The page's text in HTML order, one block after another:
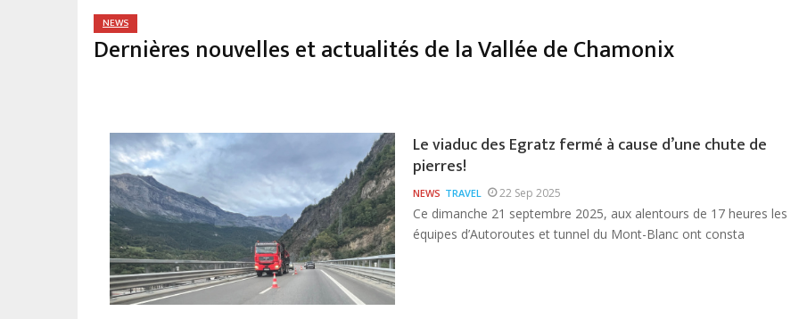
NEWS
Dernières nouvelles et actualités de la Vallée de Chamonix
Le viaduc des Egratz fermé à cause d’une chute de
pierres!
NEWS TRAVEL 22 Sep 2025
Ce dimanche 21 septembre 2025, aux alentours de 17 heures les
équipes d’Autoroutes et tunnel du Mont-Blanc ont consta